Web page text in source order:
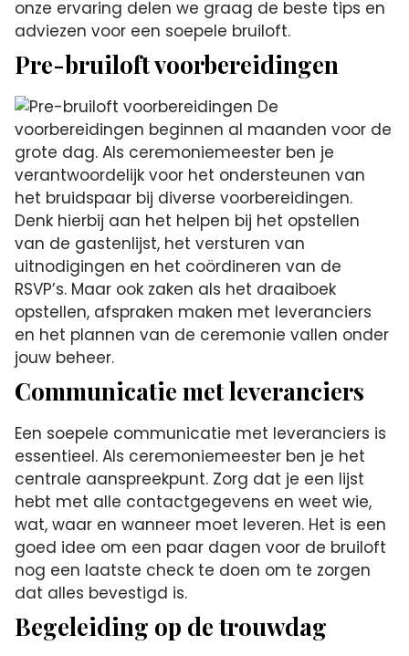
onze ervaring delen we graag de beste tips en
adviezen voor een soepele bruiloft.
Pre-bruiloft voorbereidingen
De
voorbereidingen beginnen al maanden voor de
grote dag. Als ceremoniemeester ben je
verantwoordelijk voor het ondersteunen van
het bruidspaar bij diverse voorbereidingen.
Denk hierbij aan het helpen bij het opstellen
van de gastenlijst, het versturen van
uitnodigingen en het coördineren van de
RSVP’s. Maar ook zaken als het draaiboek
opstellen, afspraken maken met leveranciers
en het plannen van de ceremonie vallen onder
jouw beheer.
Communicatie met leveranciers
Een soepele communicatie met leveranciers is
essentieel. Als ceremoniemeester ben je het
centrale aanspreekpunt. Zorg dat je een lijst
hebt met alle contactgegevens en weet wie,
wat, waar en wanneer moet leveren. Het is een
goed idee om een paar dagen voor de bruiloft
nog een laatste check te doen om te zorgen
dat alles bevestigd is.
Begeleiding op de trouwdag